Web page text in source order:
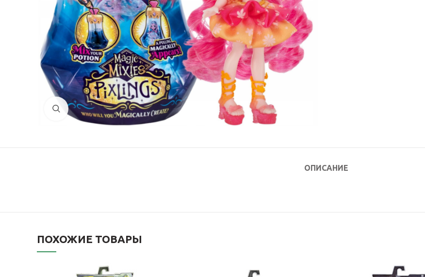
Нажмите для увеличения
ОПИСАНИЕ
ПОХОЖИЕ ТОВАРЫ